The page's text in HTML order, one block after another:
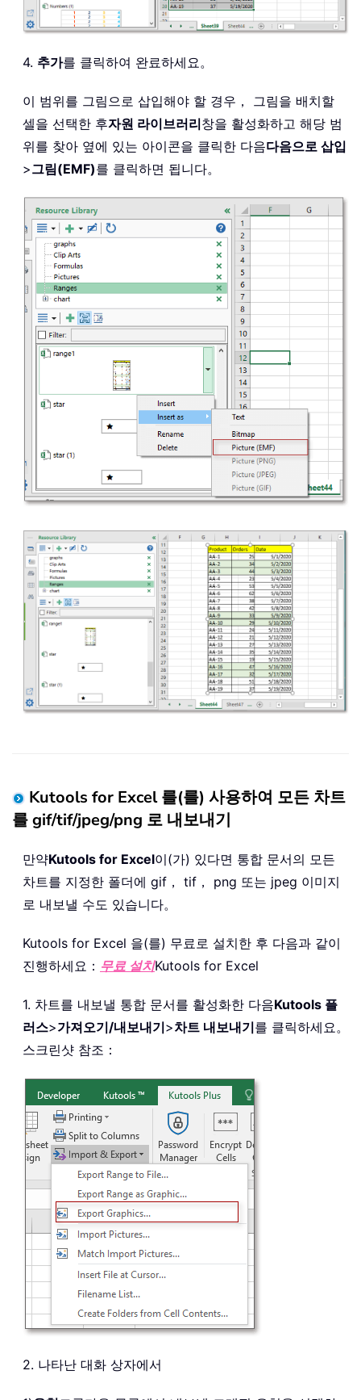
4. 추가를 클릭하여 완료하세요。
이 범위를 그림으로 삽입해야 할 경우， 그림을 배치할
셀을 선택한 후자원 라이브러리창을 활성화하고 해당 범
위를 찾아 옆에 있는 아이콘을 클릭한 다음다음으로 삽입
>그림(EMF)를 클릭하면 됩니다。
Kutools for Excel 를(를) 사용하여 모든 차트
를 gif/tif/jpeg/png 로 내보내기
만약Kutools for Excel이(가) 있다면 통합 문서의 모든
차트를 지정한 폴더에 gif， tif， png 또는 jpeg 이미지
로 내보낼 수도 있습니다。
Kutools for Excel 을(를) 무료로 설치한 후 다음과 같이
진행하세요： 무료 설치Kutools for Excel
1. 차트를 내보낼 통합 문서를 활성화한 다음Kutools 플
러스>가져오기/내보내기>차트 내보내기를 클릭하세요。
스크린샷 참조：
2. 나타난 대화 상자에서